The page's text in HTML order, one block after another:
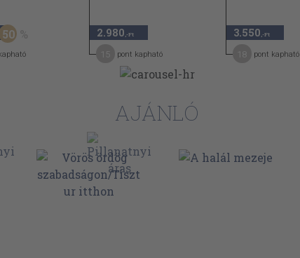
50 2.980 ,-Ft
pont kapható
3.550 ,-Ft
pont kapható
AJÁNLÓ